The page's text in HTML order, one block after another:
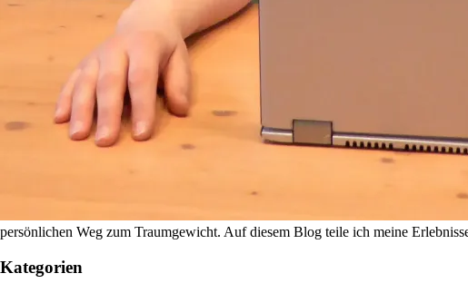
persönlichen Weg zum Traumgewicht. Auf diesem Blog teile ich meine
Kategorien